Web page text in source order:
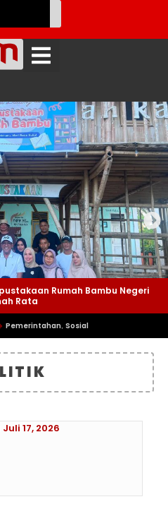
Rumah Bambu Negeri
Rata
Pemerintahan, Sosial
Juli 17, 2026